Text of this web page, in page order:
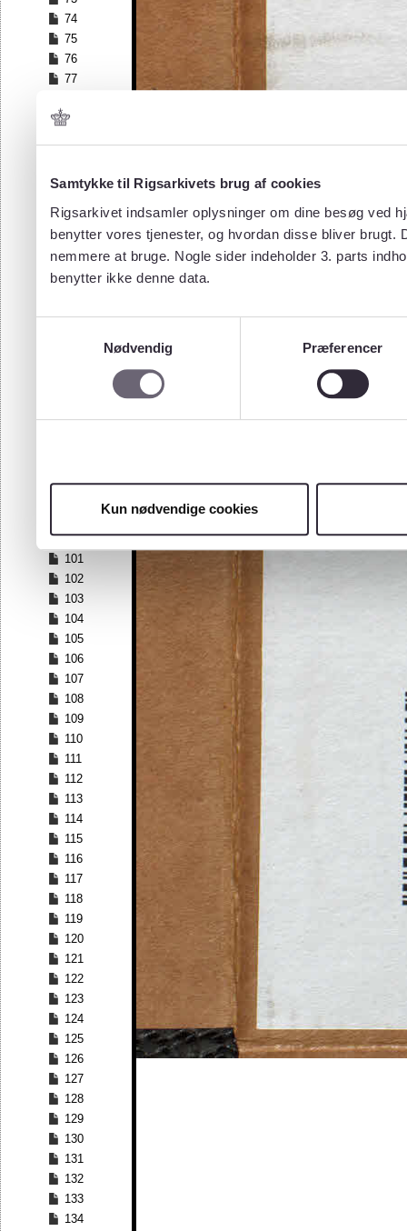
Samtykke til Rigsarkivets brug af cookies
Rigsarkivet indsamler oplysninger om dine besøg ved
benytter vores tjenester, og hvordan disse bliver
nemmere at bruge. Nogle sider indeholder 3. parts
benytter ikke denne data.
Nødvendig
Præferencer
Kun nødvendige cookies
74
75
76
77
79
82
84
85
86
87
89
94
100
101
102
103
104
105
106
107
108
109
110
111
112
113
114
115
116
117
118
119
120
121
122
123
124
125
126
127
128
129
130
131
132
133
134